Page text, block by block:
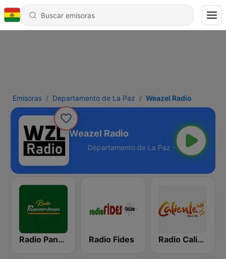
Emisoras Departamento de La Paz Weazel Radio
Weazel Radio
La Paz - Online
Radio Panamericana Radio Fides Radio Caliente 105.1 FM